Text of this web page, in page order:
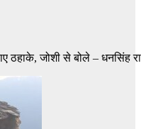
ठहाके, जोशी से बोले – धनसिंह